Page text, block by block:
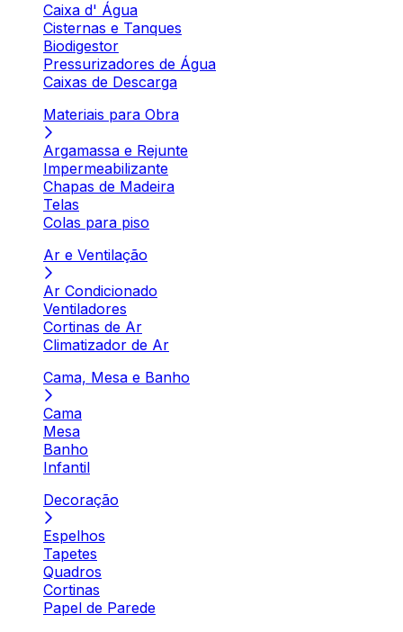
Caixa d' Água
Cisternas e Tanques
Biodigestor
Pressurizadores de Água
Caixas de Descarga
Materiais para Obra
Argamassa e Rejunte
Impermeabilizante
Chapas de Madeira
Telas
Colas para piso
Ar e Ventilação
Ar Condicionado
Ventiladores
Cortinas de Ar
Climatizador de Ar
Cama, Mesa e Banho
Cama
Mesa
Banho
Infantil
Decoração
Espelhos
Tapetes
Quadros
Cortinas
Papel de Parede